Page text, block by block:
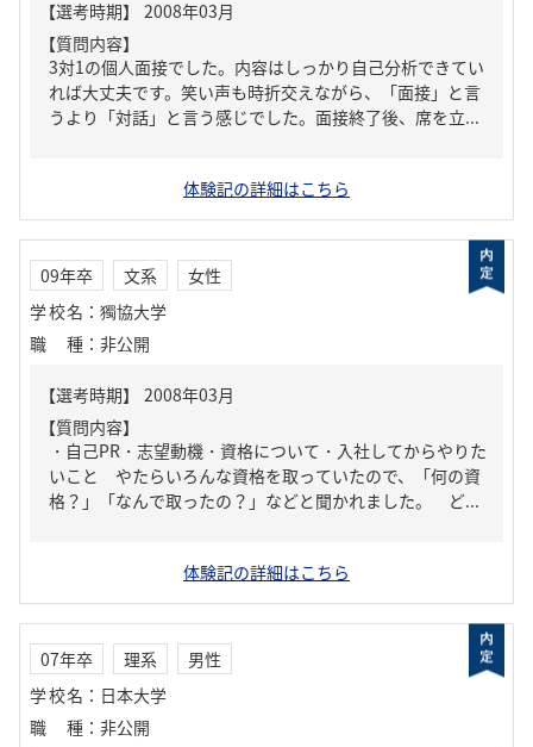
【質問内容】
3対1の個人面接でした。内容はしっかり自己分析できてい
れば大丈夫です。笑い声も時折交えながら、「面接」と言
うより「対話」と言う感じでした。面接終了後、席を立...
体験記の詳細はこちら
09年卒 文系
女性
学校名 ： 獨協大学
職種 ： 非公開
【質問内容】
・自己PR・志望動機・資格について・入社してからやりた
いこと やたらいろんな資格を取っていたので、「何の資
格？」「なんで取ったの？」などと聞かれました。 ど...
体験記の詳細はこちら
07年卒 理系
男性
学校名 ： 日本大学
職種 ： 非公開